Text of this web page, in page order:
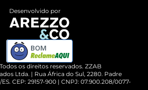
Produto
WhatsApp
os direitos reservados. ZZAB
Ltda. | Rua África do Sul, 2280. Padre
CEP: 29157-900 | CNPJ: 07.900.208/0077-
Desenvolvido por
BOM